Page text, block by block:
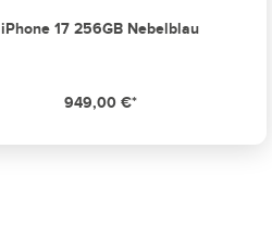
iPhone 17 256GB Nebelblau
949,00 €*